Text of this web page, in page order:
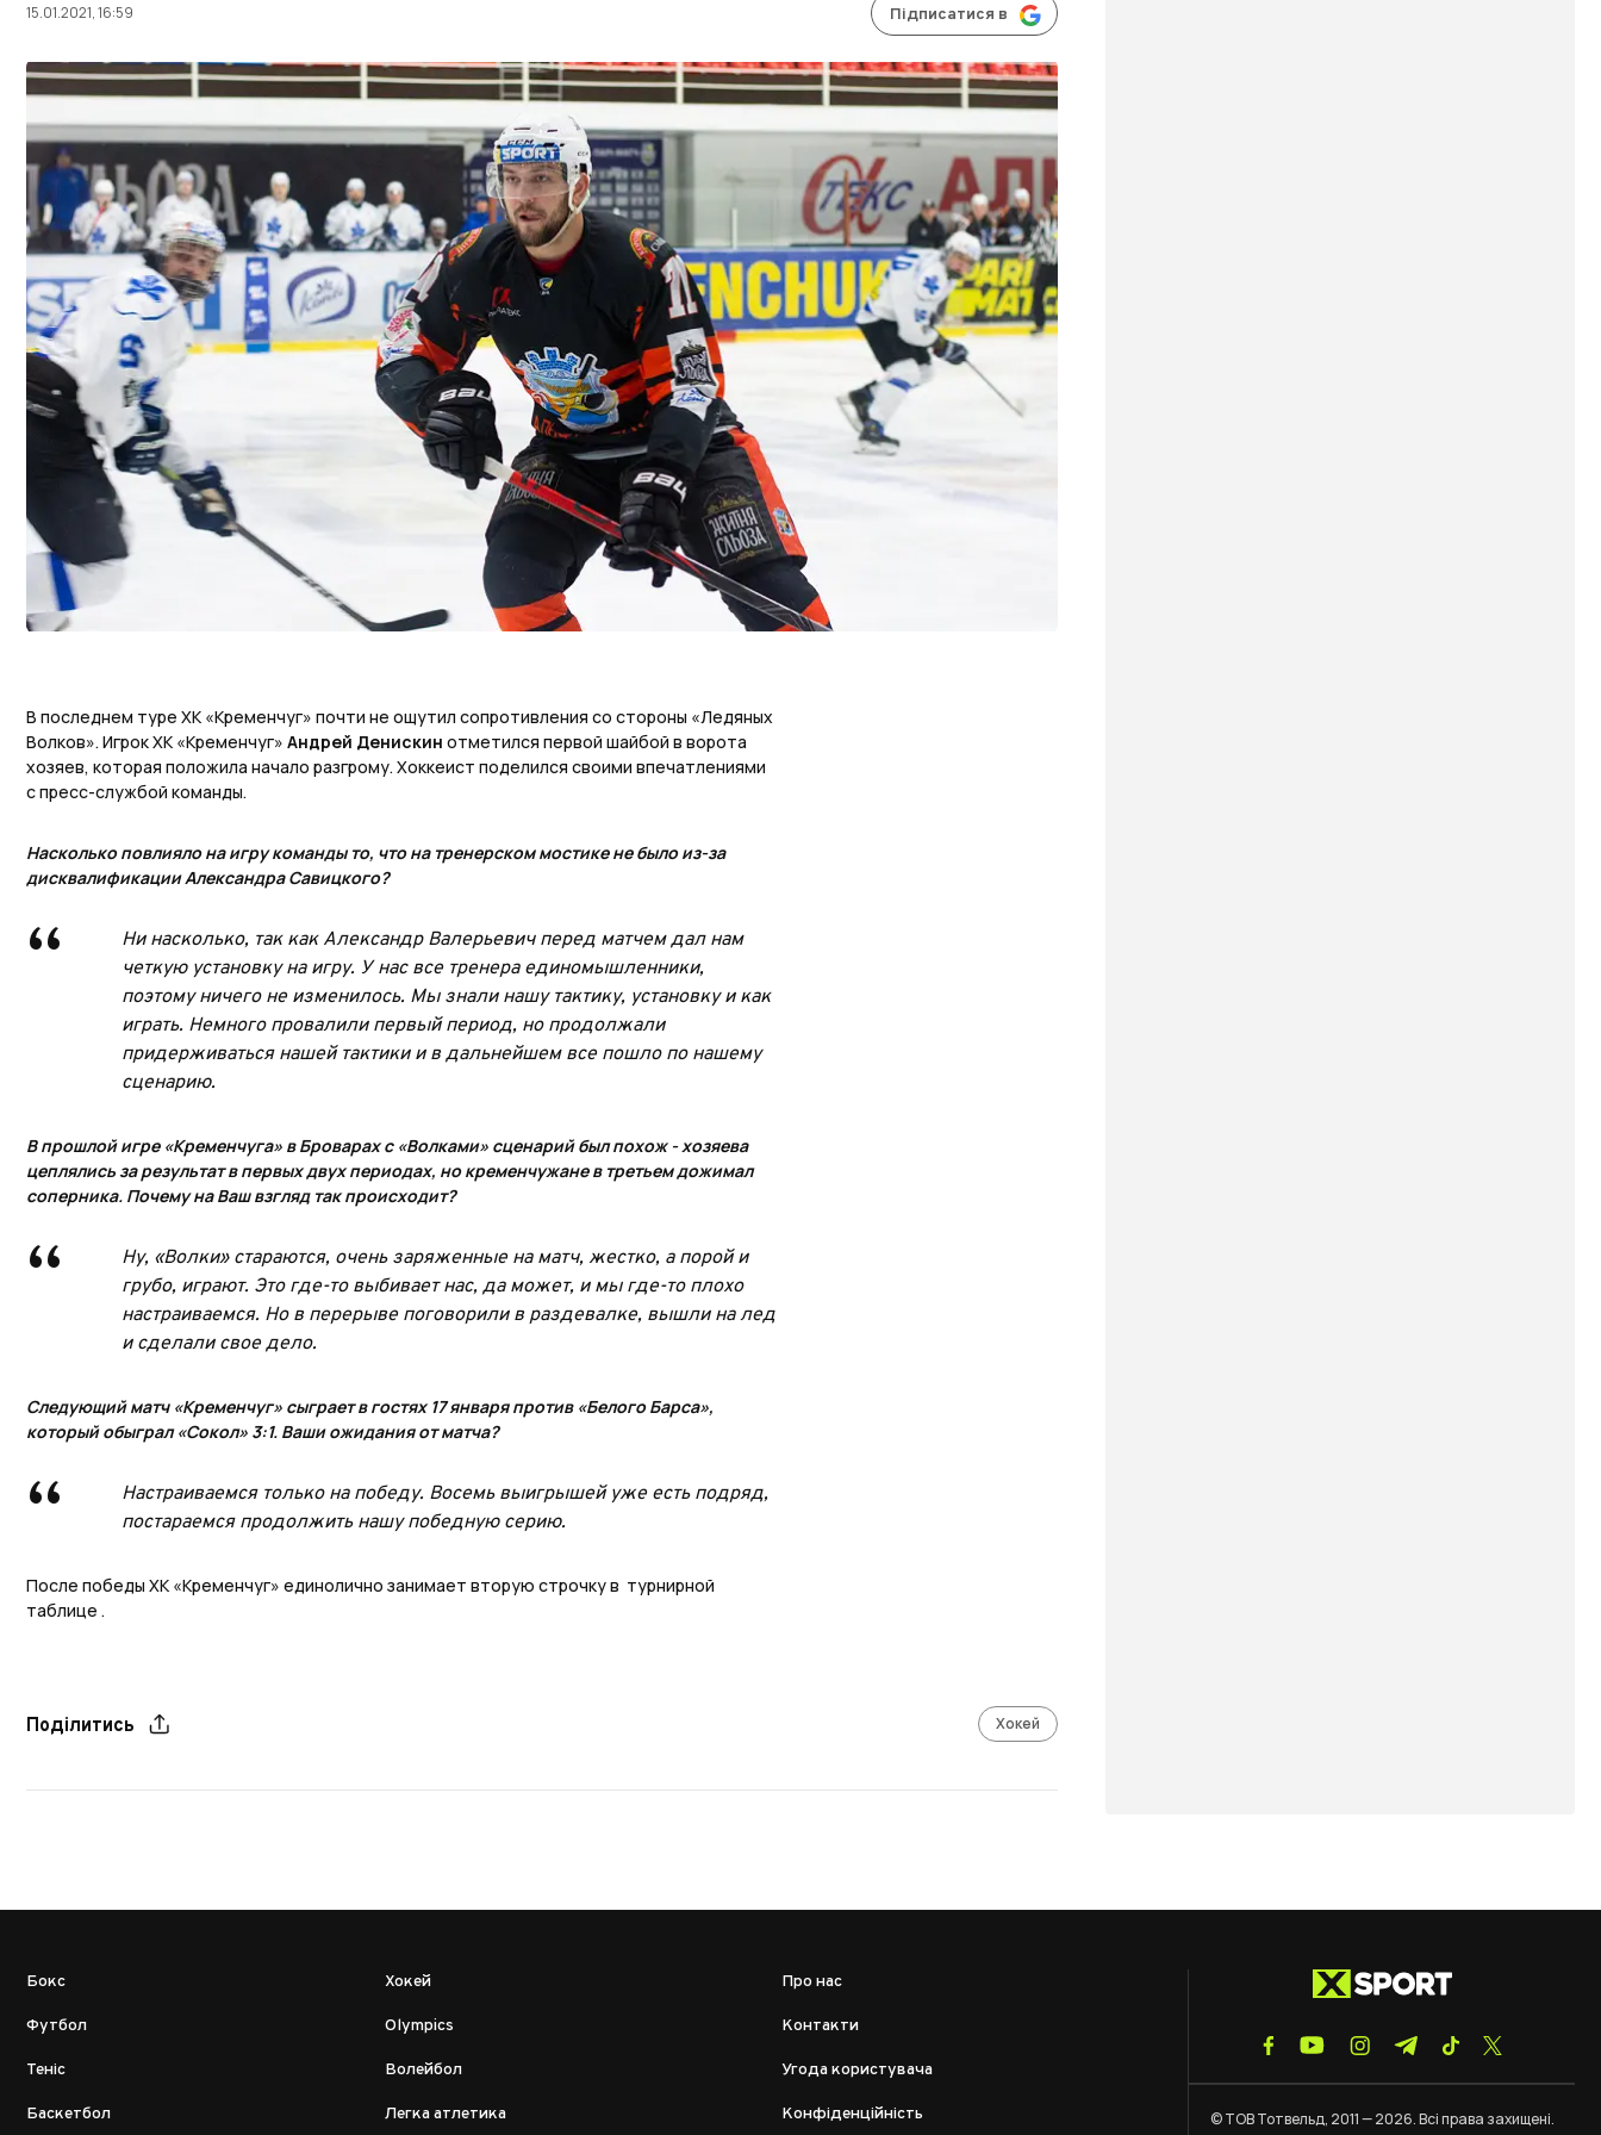
15.01.2021, 16:59 Підписатися в
В последнем туре ХК «Кременчуг» почти не ощутил сопротивления со стороны «Ледяных
Волков». Игрок ХК «Кременчуг» Андрей Денискин отметился первой шайбой в ворота
хозяев, которая положила начало разгрому. Хоккеист поделился своими впечатлениями
с пресс-службой команды.
Насколько повлияло на игру команды то, что на тренерском мостике не было из-за
дисквалификации Александра Савицкого?
Ни насколько, так как Александр Валерьевич перед матчем дал нам
четкую установку на игру. У нас все тренера единомышленники,
поэтому ничего не изменилось. Мы знали нашу тактику, установку и как
играть. Немного провалили первый период, но продолжали
придерживаться нашей тактики и в дальнейшем все пошло по нашему
сценарию.
В прошлой игре «Кременчуга» в Броварах с «Волками» сценарий был похож - хозяева
цеплялись за результат в первых двух периодах, но кременчужане в третьем дожимал
соперника. Почему на Ваш взгляд так происходит?
Ну, «Волки» стараются, очень заряженные на матч, жестко, а порой и
грубо, играют. Это где-то выбивает нас, да может, и мы где-то плохо
настраиваемся. Но в перерыве поговорили в раздевалке, вышли на лед
и сделали свое дело.
Следующий матч «Кременчуг» сыграет в гостях 17 января против «Белого Барса»,
который обыграл «Сокол» 3:1. Ваши ожидания от матча?
Настраиваемся только на победу. Восемь выигрышей уже есть подряд,
постараемся продолжить нашу победную серию.
После победы ХК «Кременчуг» единолично занимает вторую строчку в турнирной
таблице .
Поділитись Хокей
Бокс
Футбол
Теніс
Баскетбол
Хокей
Olympics
Волейбол
Легка атлетика
Про нас
Контакти
Угода користувача
Конфіденційність
© ТОВ Тотвельд, 2011 — 2026. Всі права захищені.